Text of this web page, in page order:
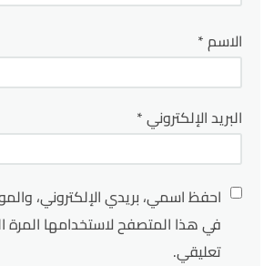
الاسم*
البريد الإلكتروني*
احفظ اسمي، بريدي الإلكتروني،
في هذا المتصفح لاستخدامها المرة
تعليقي.